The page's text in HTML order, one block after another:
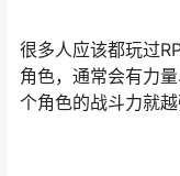
很多人应该都玩过
角色，通常会有力
个角色的战斗力就越